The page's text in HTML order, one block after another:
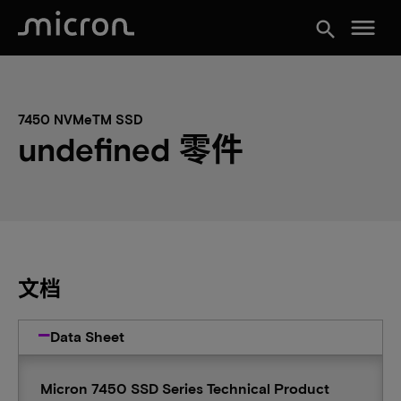
search menu
7450 NVMeTM SSD
undefined 零件
文档
Data Sheet
Micron 7450 SSD Series Technical Product